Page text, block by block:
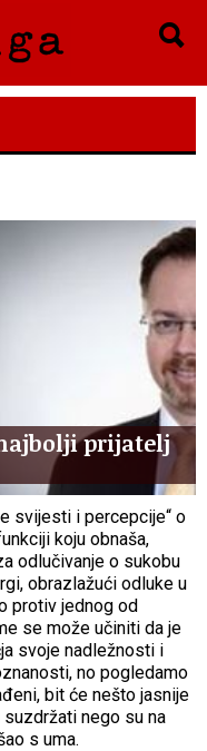
najbolji prijatelj
svijesti i percepcije“ o
koju obnaša,
odlučivanje o sukobu
obrazlažući odluke u
protiv jednog od
se može učiniti da je
svoje nadležnosti i
no pogledamo
bit će nešto jasnije
nego su na
s uma.